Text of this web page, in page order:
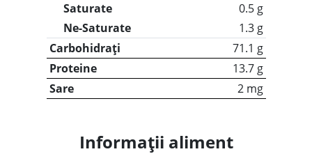
Saturate
0.5 g
Ne-Saturate
1.3 g
Carbohidrați
71.1 g
Proteine
13.7 g
Sare
2 mg
Informații aliment